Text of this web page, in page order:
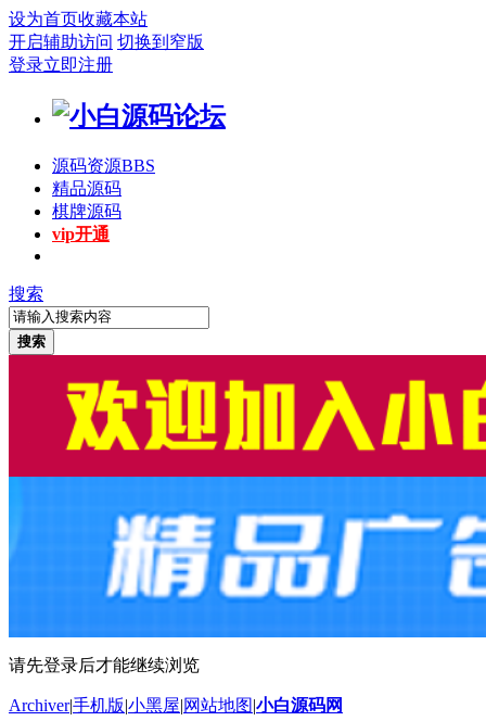
设为首页收藏本站
开启辅助访问 切换到窄版
登录立即注册
源码资源BBS
精品源码
棋牌源码
vip开通
搜索
搜索
请先登录后才能继续浏览
Archiver|手机版 小黑屋 网站地图 小白源码网